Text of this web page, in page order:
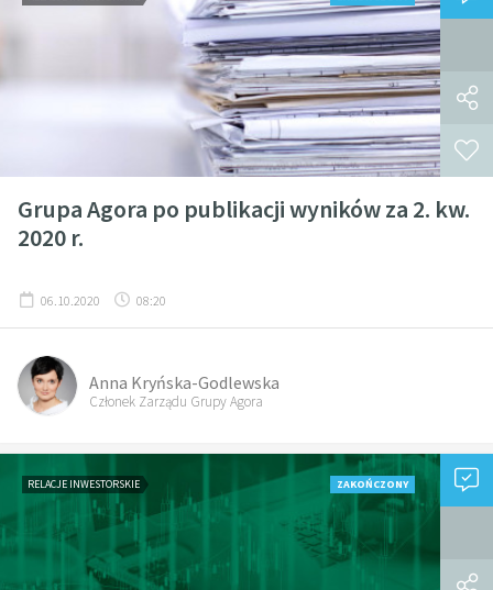
Grupa Agora po publikacji wyników za 2. kw.
2020 r.
06.10.2020 08:20
Anna Kryńska-Godlewska
Członek Zarządu Grupy Agora
RELACJE INWESTORSKIE ZAKOŃCZONY